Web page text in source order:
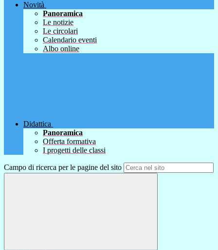
Novità
Panoramica
Le notizie
Le circolari
Calendario eventi
Albo online
Didattica
Panoramica
Offerta formativa
I progetti delle classi
Campo di ricerca per le pagine del sito